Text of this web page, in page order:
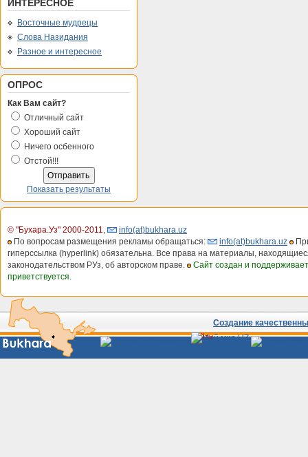
ИНТЕРЕСНОЕ
Восточные мудрецы
Слова Назидания
Разное и интересное
ОПРОС
Как Вам сайт?
Отличный сайт
Хороший сайт
Ничего осбенного
Отстой!!!
Показать результаты
© "Бухара.Уз" 2000-2011,
info(at)bukhara.uz
По вопросам размещения рекламы обращаться:
info(at)bukhara.uz
гиперссылка (hyperlink) обязательна. Все права на материалы,
законодательством РУз, об авторском праве.
Сайт создан и
приветствуется.
Создание
Сайты
Узбекистана